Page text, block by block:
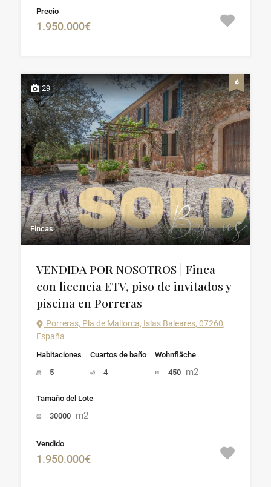
Precio
1.950.000€
29
Fincas
VENDIDA POR NOSOTROS | Finca
con licencia ETV, piso de invitados y
piscina en Porreras
Porreras, Pla de Mallorca, Islas Baleares, 07260,
España
Habitaciones
5
Cuartos de baño
4
Wohnfläche
450 m2
Tamaño del Lote
30000 m2
Vendido
1.950.000€